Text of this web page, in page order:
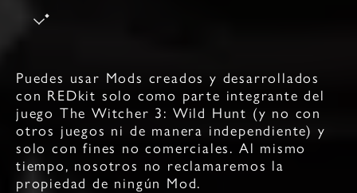
Puedes usar Mods creados y desarrollados
con REDkit solo como parte integrante del
juego The Witcher 3: Wild Hunt (y no con
otros juegos ni de manera independiente) y
solo con fines no comerciales. Al mismo
tiempo, nosotros no reclamaremos la
propiedad de ningún Mod.